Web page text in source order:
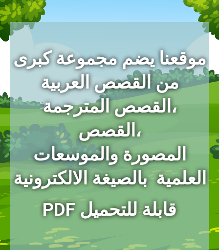
موقعنا يضم مجموعة كبرى
من القصص العربية
،القصص المترجمة
،القصص
المصورةوالموسعات
العلمية بالصيغة الالكترونية
PDF قابلة للتحميل